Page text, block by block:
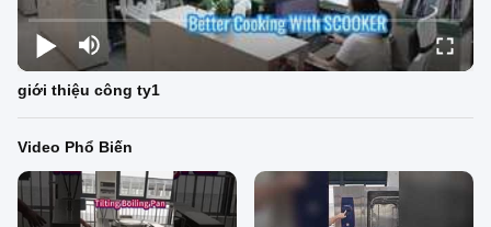
giới thiệu công ty1
Video Phổ Biến